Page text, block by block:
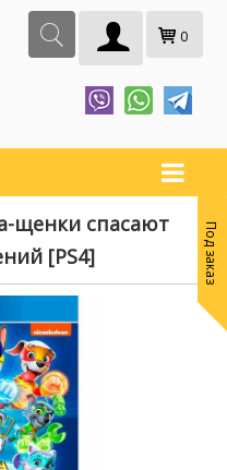
0
щенки спасают
[PS4]
Под заказ